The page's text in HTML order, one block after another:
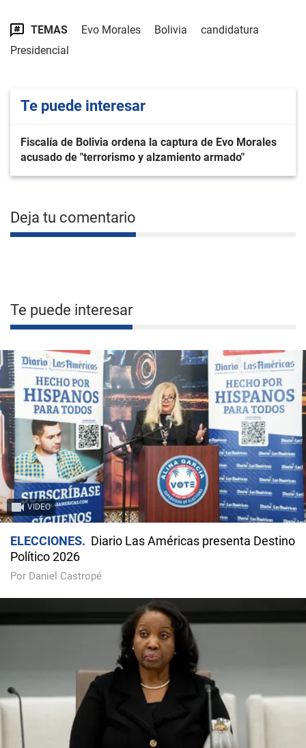
TEMAS Evo Morales Bolivia
candidatura
Presidencial
Te puede interesar
Fiscalía de Bolivia ordena la captura de Evo Morales
acusado de "terrorismo y alzamiento armado"
Deja tu comentario
Te puede interesar
VIDEO
ELECCIONES
Diario Las Américas presenta Destino
Político 2026
Por Daniel Castropé